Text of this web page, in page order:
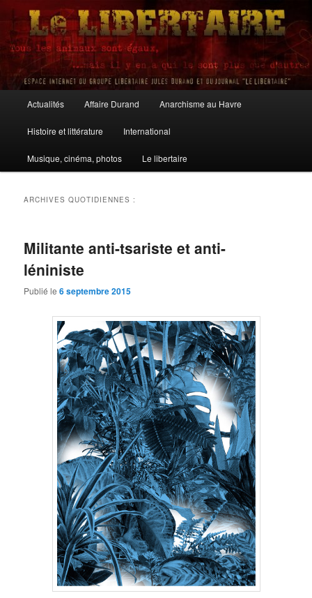
Aller
contenu
principal
Aller
contenu
secondaire
Le Libertaire
principal
Actualités Affaire Durand Anarchisme au Havre
Histoire et littérature International
Musique, cinéma, photos Le libertaire
ARCHIVES QUOTIDIENNES :
Militante anti-tsariste et anti-
léniniste
Publié le6 septembre 2015